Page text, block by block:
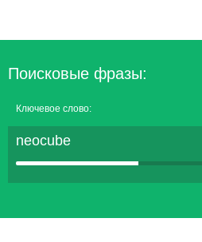
Поисковые фразы:
Ключевое слово:
neocube